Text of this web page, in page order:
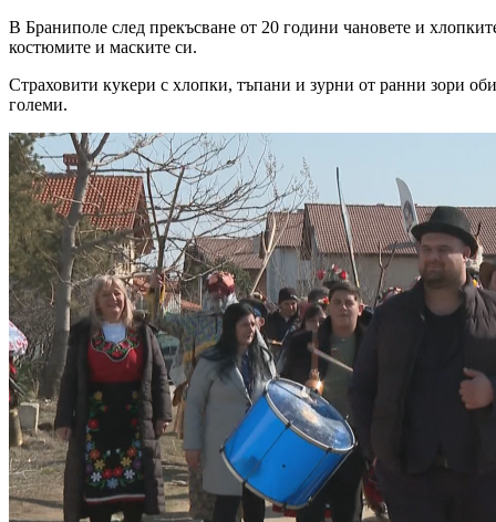
В Браниполе след прекъсване от 20 години чановете и
костюмите и маските си.
Страховити кукери с хлопки, тъпани и зурни от ранни зори
големи.